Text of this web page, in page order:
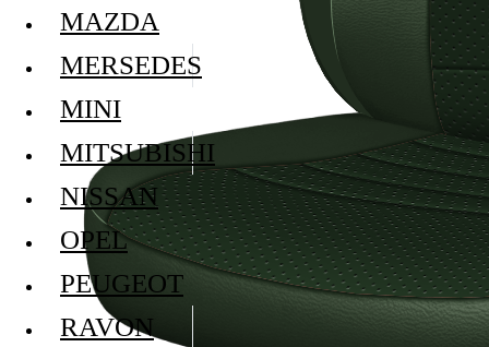
MAZDA
MERSEDES
MINI
MITSUBISHI
NISSAN
OPEL
PEUGEOT
RAVON